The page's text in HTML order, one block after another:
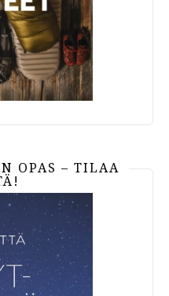
OPAS – TILAA